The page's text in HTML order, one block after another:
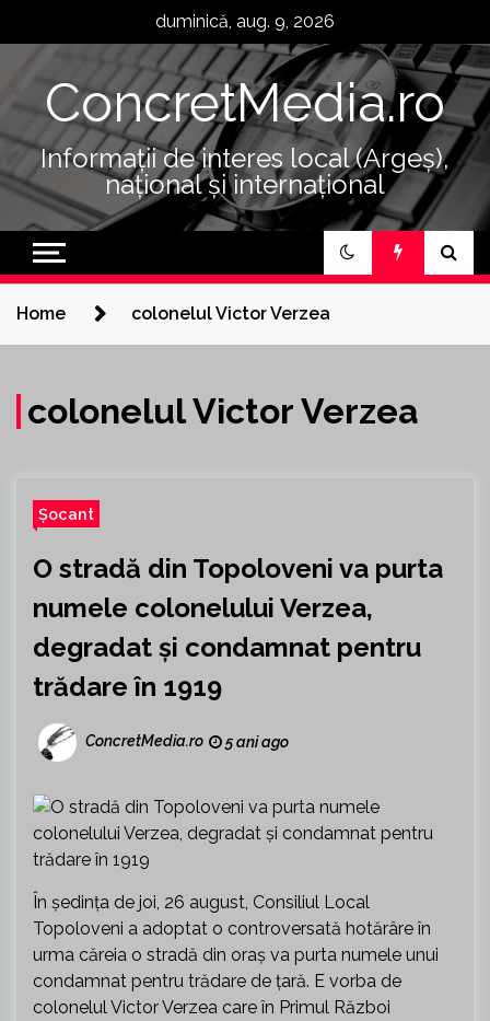
duminică, aug. 9, 2026
ConcretMedia.ro
Informații de interes local (Argeș),
național și internațional
Home colonelul Victor Verzea
colonelul Victor Verzea
Șocant
O stradă din Topoloveni va purta
numele colonelului Verzea,
degradat și condamnat pentru
trădare în 1919
ConcretMedia.ro 5 ani ago
În ședința de joi, 26 august, Consiliul Local
Topoloveni a adoptat o controversată hotărâre în
urma căreia o stradă din oraș va purta numele unui
condamnat pentru trădare de țară. E vorba de
colonelul Victor Verzea care în Primul Război